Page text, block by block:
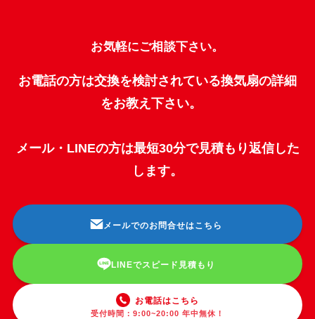
お気軽にご相談下さい。
お電話の方は交換を検討されている換気扇の詳細
をお教え下さい。
メール・LINEの方は最短30分で見積もり返信した
します。
メールでのお問合せはこちら
LINEでスピード見積もり
お電話はこちら
受付時間：9:00~20:00 年中無休！